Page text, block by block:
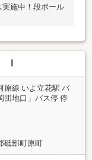
施中！段ボール
Ｉ
原線 いよ立花駅 バ
団地口」バス停 停
砥部町原町